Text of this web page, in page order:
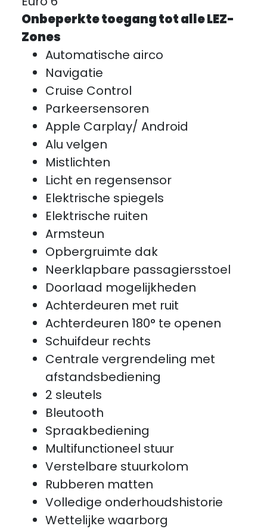
Onbeperkte toegang tot alle LEZ-
Zones
Automatische airco
Navigatie
Cruise Control
Parkeersensoren
Apple Carplay/ Android
Alu velgen
Mistlichten
Licht en regensensor
Elektrische spiegels
Elektrische ruiten
Armsteun
Opbergruimte dak
Neerklapbare passagiersstoel
Doorlaad mogelijkheden
Achterdeuren met ruit
Achterdeuren 180° te openen
Schuifdeur rechts
Centrale vergrendeling met
afstandsbediening
2 sleutels
Bleutooth
Spraakbediening
Multifunctioneel stuur
Verstelbare stuurkolom
Rubberen matten
Volledige onderhoudshistorie
Wettelijke waarborg